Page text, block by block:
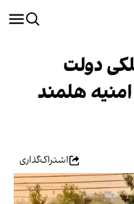
مسلکی دولت
هلمند
اشتراک‌گذاری